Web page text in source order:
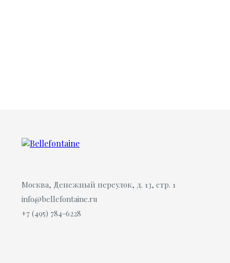
Москва, Денежный переулок, д. 13, стр. 1
info@bellefontaine.ru
+7 (495) 784-6228